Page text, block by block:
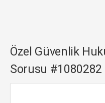
Özel Güvenlik
Sorusu #1080282